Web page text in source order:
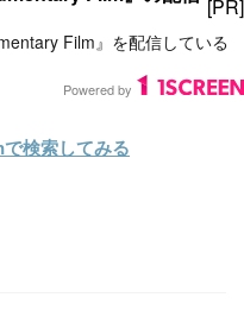
検索してみる